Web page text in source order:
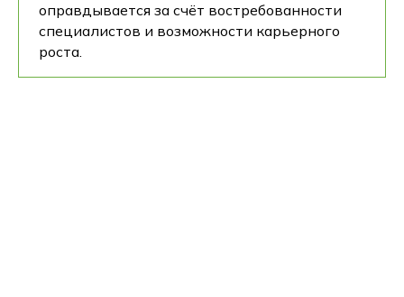
оправдывается за счёт востребованности
специалистов и возможности карьерного
роста.
Поступление 2026
Как проходит обучение
Процесс поступления